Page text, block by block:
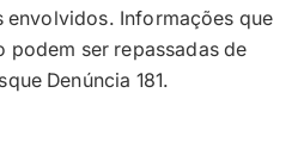
envolvidos. Informações que
podem ser repassadas de
Denúncia 181.